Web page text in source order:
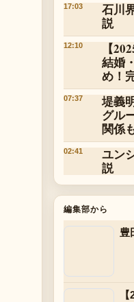
17:03
石川
説
12:10
【
結婚
め！
07:37
堤義
グル
関係
02:41
ユン
説
編集部から
豊